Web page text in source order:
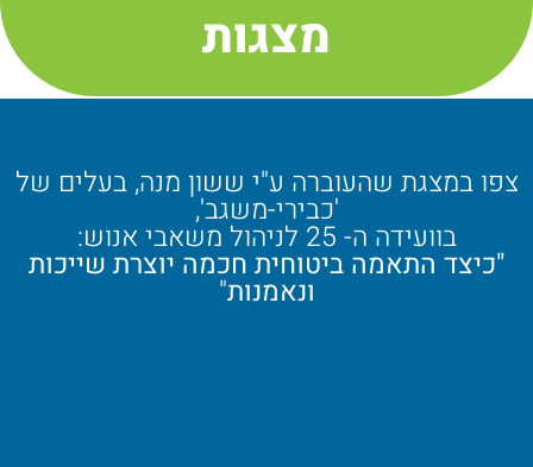
מצגות
צפו במצגת שהעוברה ע"י ששון מנה, בעלים של
'כבירי-משגב',
בוועידה ה- 25 לניהול משאבי אנוש:
"כיצד התאמה ביטוחית חכמה יוצרת שייכות
ונאמנות"